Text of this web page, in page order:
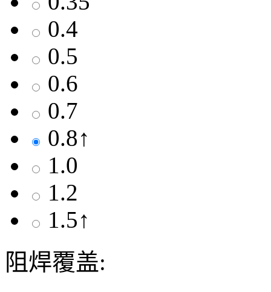
0.4
0.5
0.6
0.7
0.8↑
1.0
1.2
1.5↑
阻焊覆盖: